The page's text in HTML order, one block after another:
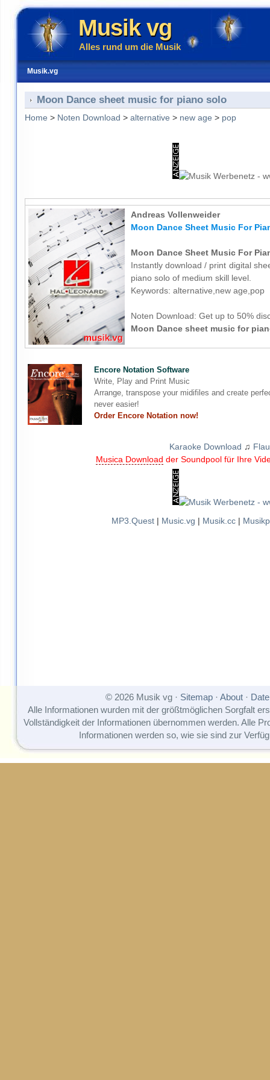
Musik vg
Alles rund um die Musik
Musik.vg
Moon Dance sheet music for piano solo
Home > Noten Download > alternative > new age > pop
Andreas Vollenweider
Moon Dance Sheet Music For
Moon Dance Sheet Music For
Instantly download / print digital
piano solo of medium skill level.
Keywords: alternative,new age,pop
Noten Download: Get up to 50%
Moon Dance sheet music for
Encore Notation Software
Write, Play and Print Music
Arrange, transpose your midifiles and create
never easier!
Order Encore Notation now!
Karaoke Download ♫
Musica Download der Soundpool für Ihre
MP3.Quest| Music.vg | Musik.cc|
© 2026 Musik vg · Sitemap· About·
Alle Informationen wurden mit der größtmöglichen Sorgfalt
Vollständigkeit der Informationen übernommen werden. Alle
Informationen werden so, wie sie sind zur